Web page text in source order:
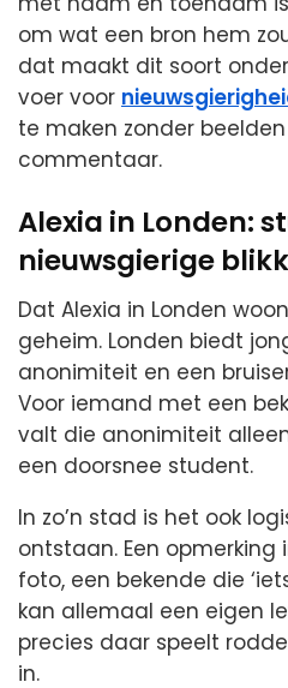
om wat een bron hem
dat maakt dit soort
voer voor
te maken zonder
commentaar.
Alexia in Londen:
nieuwsgierige
Dat Alexia in Londen
geheim. Londen biedt
anonimiteit en een
Voor iemand met een
valt die anonimiteit
een doorsnee student.
In zo’n stad is het ook
ontstaan. Een opmerking
foto, een bekende die
kan allemaal een eigen
precies daar speelt
in.